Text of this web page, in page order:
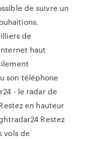
de suivre un
de
haut
son téléphone
- le radar de
en hauteur
Restez
vols de